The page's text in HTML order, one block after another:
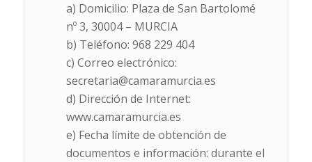
a) Domicilio: Plaza de San Bartolomé
nº 3, 30004 – MURCIA
b) Teléfono: 968 229 404
c) Correo electrónico:
secretaria@camaramurcia.es
d) Dirección de Internet:
www.camaramurcia.es
e) Fecha límite de obtención de
documentos e información: durante el